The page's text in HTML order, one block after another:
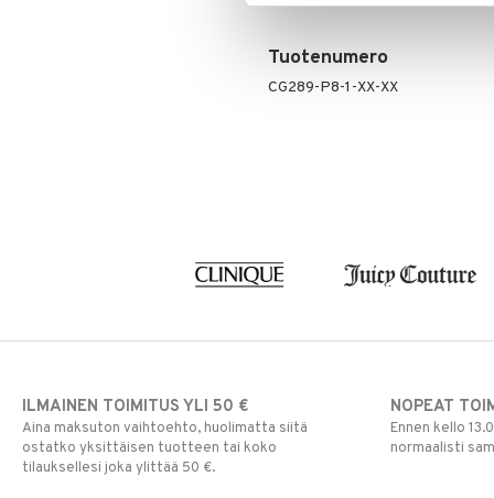
Tuotenumero
CG289-P8-1-XX-XX
ILMAINEN TOIMITUS YLI 50 €
Aina maksuton vaihtoehto, huolimatta siitä
ostatko yksittäisen tuotteen tai koko
tilauksellesi joka ylittää 50 €.
NOPEAT
Ennen kello
normaalisti